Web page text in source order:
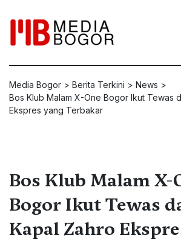
Media Bogor > Berita Terkini > News >
Bos Klub Malam X-One Bogor Ikut Tewas
Ekspres yang Terbakar
Bos Klub Malam X-
Bogor Ikut Tewas
Kapal Zahro